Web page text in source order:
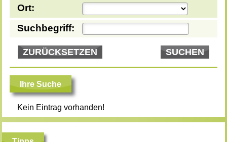
Ort:
Suchbegriff:
ZURÜCKSETZEN SUCHEN
Ihre Suche
Kein Eintrag vorhanden!